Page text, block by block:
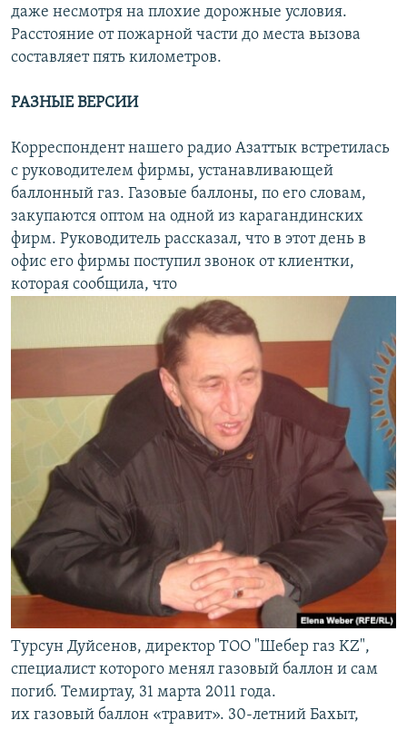
даже несмотря на плохие дорожные условия.
Расстояние от пожарной части до места вызова
составляет пять километров.
РАЗНЫЕ ВЕРСИИ
Корреспондент нашего радио Азаттык встретилась
с руководителем фирмы, устанавливающей
баллонный газ. Газовые баллоны, по его словам,
закупаются оптом на одной из карагандинских
фирм. Руководитель рассказал, что в этот день в
офис его фирмы поступил звонок от клиентки,
которая сообщила, что
Турсун Дуйсенов, директор ТОО "Шебер газ KZ",
специалист которого менял газовый баллон и сам
погиб. Темиртау, 31 марта 2011 года.
их газовый баллон «травит». 30-летний Бахыт,